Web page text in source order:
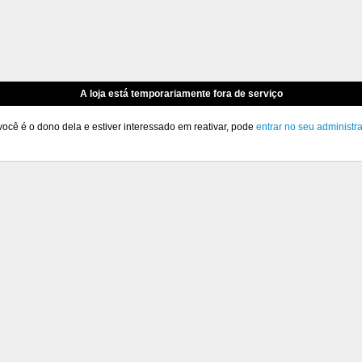
A loja está temporariamente fora de serviço
é o dono dela e estiver interessado em reativar, pode entrar no seu